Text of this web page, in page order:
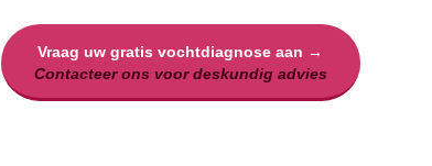
Vraag uw gratis vochtdiagnose aan →
Contacteer ons voor deskundig advies